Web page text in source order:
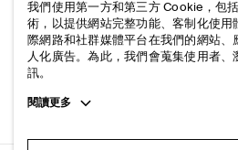
我們使用第一方和第三方 Cookie，包
術，以提供網站完整功能、客制化使用
際網路和社群媒體平台在我們的網站、
人化廣告。為此，我們會蒐集使用者、
訊。
Toggle
閱讀更多